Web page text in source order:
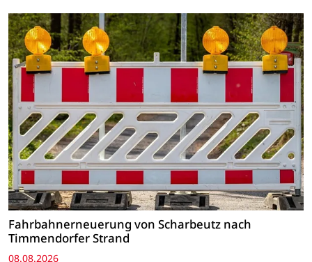
Fahrbahnerneuerung von Scharbeutz nach
Timmendorfer Strand
08.08.2026